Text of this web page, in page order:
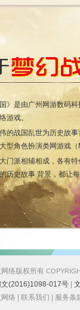
国》是由广州网游数码
游戏。
的战国乱世为历史故
型角色扮演类网游戏
门派相辅相成，各有
历史故事 背景，都让
络版权所有
文(2016)1098-017号
络
联系我们 服务条